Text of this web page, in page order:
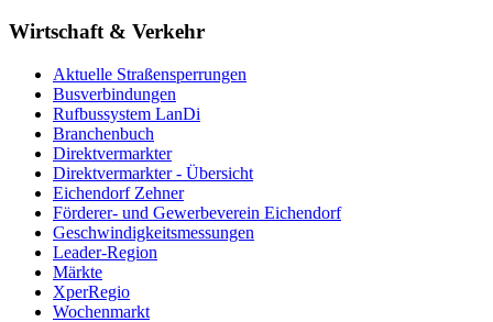
Wirtschaft & Verkehr
Aktuelle Straßensperrungen
Busverbindungen
Rufbussystem LanDi
Branchenbuch
Direktvermarkter
Direktvermarkter - Übersicht
Eichendorf Zehner
Förderer- und Gewerbeverein Eichendorf
Geschwindigkeitsmessungen
Leader-Region
Märkte
XperRegio
Wochenmarkt